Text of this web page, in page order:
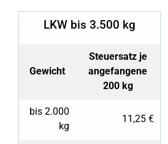
LKW bis 3.500 kg
Gewicht
Steuersatz je
angefangene
200 kg
bis 2.000
kg
11,25 €